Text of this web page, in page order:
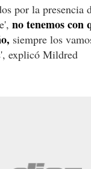
por la presencia
no tenemos con
siempre los
explicó Mildred